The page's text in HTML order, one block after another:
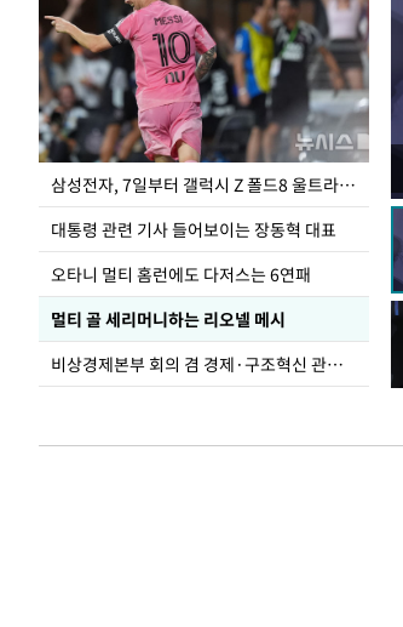
삼성전자, 7일부터 갤럭시 Z 폴드8 울트라·폴드8·플립8 출시
대통령 관련 기사 들어보이는 장동혁 대표
오타니 멀티 홈런에도 다저스는 6연패
멀티 골 세리머니하는 리오넬 메시
비상경제본부 회의 겸 경제·구조혁신 관계장관회의